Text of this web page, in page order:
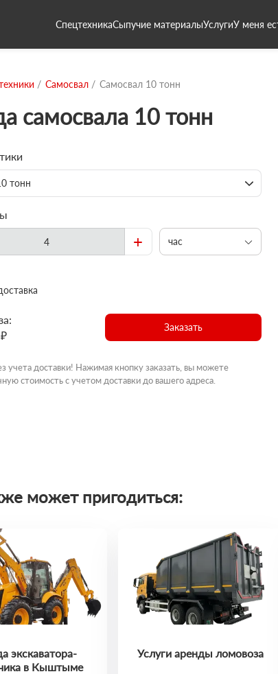
СпецтехникаСыпучие материалыУслугиУ меня
Самосвал Самосвал 10 тонн
самосвала 10 тонн
тонн
+ час
Заказать
учета доставки! Нажимая кнопку заказать, вы можете
стоимость с учетом доставки до вашего адреса.
может пригодиться:
экскаватора-
в Кыштыме
Услуги аренды ломовоза